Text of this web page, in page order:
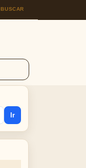
BUSCAR
Ir